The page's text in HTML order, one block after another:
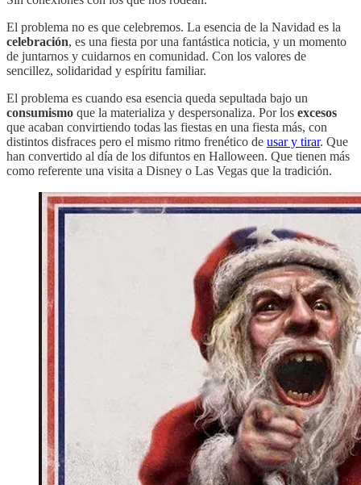
El problema no es que celebremos. La esencia de la Navidad es la
celebración, es una fiesta por una fantástica noticia, y un momento
de juntarnos y cuidarnos en comunidad. Con los valores de
sencillez, solidaridad y espíritu familiar.
El problema es cuando esa esencia queda sepultada bajo un
consumismo que la materializa y despersonaliza. Por los excesos
que acaban convirtiendo todas las fiestas en una fiesta más, con
distintos disfraces pero el mismo ritmo frenético de usar y tirar. Que
han convertido al día de los difuntos en Halloween. Que tienen más
como referente una visita a Disney o Las Vegas que la tradición.